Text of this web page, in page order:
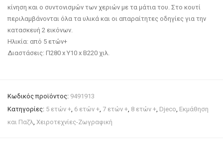
κίνηση και ο συντονισμών των χεριών με τα μάτια του. Στο κουτί
περιλαμβάνονται όλα τα υλικά και οι απαραίτητες οδηγίες για την
κατασκευή 2 εικόνων.
Ηλικία: από 5 ετών+
Διαστάσεις: Π280 x Y10 x Β220 χιλ.
Κωδικός προϊόντος: 9491913
Κατηγορίες: 5 ετών +, 6 ετών +, 7 ετών +, 8 ετών +, Djeco, Εκμάθηση
και Παζλ, Χειροτεχνίες-Ζωγραφική